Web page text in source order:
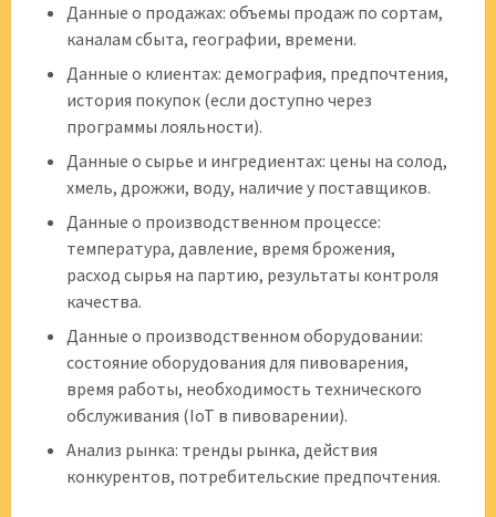
Данные о продажах: объемы продаж по сортам,
каналам сбыта, географии, времени.
Данные о клиентах: демография, предпочтения,
история покупок (если доступно через
программы лояльности).
Данные о сырье и ингредиентах: цены на солод,
хмель, дрожжи, воду, наличие у поставщиков.
Данные о производственном процессе:
температура, давление, время брожения,
расход сырья на партию, результаты контроля
качества.
Данные о производственном оборудовании:
состояние оборудования для пивоварения,
время работы, необходимость технического
обслуживания (IoT в пивоварении).
Анализ рынка: тренды рынка, действия
конкурентов, потребительские предпочтения.